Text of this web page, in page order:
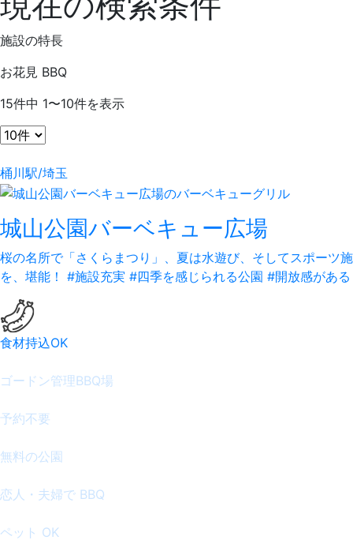
施設の特長
お花見 BBQ
15件中 1〜10件を表示
桶川駅/埼玉
城山公園バーベキュー広場
桜の名所で「さくらまつり」、夏は水遊び、そしてスポーツ
を、堪能！ #施設充実 #四季を感じられる公園 #開放感がある
食材持込OK
ゴードン管理BBQ場
予約不要
無料の公園
恋人・夫婦で BBQ
ペット OK